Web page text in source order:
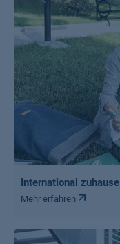
International zuhause
Mehr erfahren